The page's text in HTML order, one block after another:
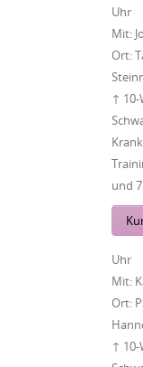
Uhr
Mit:
Ort:
↑ 10-
und
Uhr
Mit:
Ort:
↑ 10-